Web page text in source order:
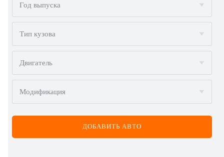
AUDI
BMW
BYD
CADILLAC
CHERY
CHEVROLET
CHRYSLER
Год выпуска
Тип кузова
Двигатель
Модификация
ДОБАВИТЬ АВТО